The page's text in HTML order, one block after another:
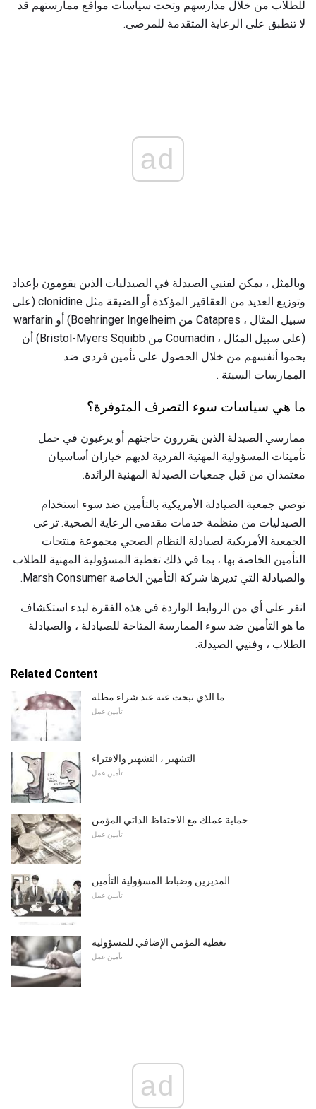
للطلاب من خلال مدارسهم وتحت سياسات مواقع ممارستهم قد
لا تنطبق على الرعاية المتقدمة للمرضى.
ad
وبالمثل ، يمكن لفنيي الصيدلة في الصيدليات الذين يقومون بإعداد
وتوزيع العديد من العقاقير المؤكدة أو الضيقة مثل clonidine (على
سبيل المثال ، Catapres من Boehringer Ingelheim) أو warfarin
(على سبيل المثال ، Coumadin من Bristol-Myers Squibb) أن
يحموا أنفسهم من خلال الحصول على تأمين فردي ضد
الممارسات السيئة .
ما هي سياسات سوء التصرف المتوفرة؟
ممارسي الصيدلة الذين يقررون حاجتهم أو يرغبون في حمل
تأمينات المسؤولية المهنية الفردية لديهم خياران أساسيان
معتمدان من قبل جمعيات الصيدلة المهنية الرائدة.
توصي جمعية الصيادلة الأمريكية بالتأمين ضد سوء استخدام
الصيدليات من منظمة خدمات مقدمي الرعاية الصحية. ترعى
الجمعية الأمريكية لصيادلة النظام الصحي مجموعة منتجات
التأمين الخاصة بها ، بما في ذلك تغطية المسؤولية المهنية للطلاب
والصيادلة التي تديرها شركة التأمين الخاصة Marsh Consumer.
انقر على أي من الروابط الواردة في هذه الفقرة لبدء استكشاف
ما هو التأمين ضد سوء الممارسة المتاحة للصيادلة ، والصيادلة
الطلاب ، وفنيي الصيدلة.
Related Content
ما الذي تبحث عنه عند شراء مظلة
تأمين عمل
التشهير ، التشهير والافتراء
تأمين عمل
حماية عملك مع الاحتفاظ الذاتي المؤمن
تأمين عمل
المديرين وضباط المسؤولية التأمين
تأمين عمل
تغطية المؤمن الإضافي للمسؤولية
تأمين عمل
ad